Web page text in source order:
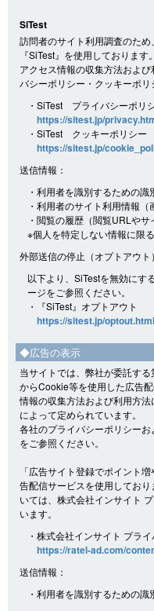
SiTest
訪問者のサイト利用調査のた
『SiTest』を使用しております。
アクセス情報の収集方法およ
バシーポリシー・クッキーポリ
・SiTest プライバシーポリ
https://sitest.jp/
・SiTest クッキーポリシー
https://sitest.jp/
送信情報：
・利用者を識別するための
・利用者のサイト利用情報（
・閲覧の履歴（閲覧URLや
※個人を特定しない情報に限る
外部送信の停止（オプトアウト
以下より、SiTestを無効にす
ージをご参照ください。
・『SiTest』オプトアウト
https://sitest.jp/optout.html
◆広告の表示
当サイトでは、弊社が委託す
からCookie等を使用した広告
情報の収集方法および利用方
によって定められています。
各社のプライバシーポリシー
をご参照ください。
「広告サイト登録でポイント
告配信サービスを使用してお
いては、株式会社インサイト
います。
・株式会社インサイト プラ
https://ratel-ad.com/
送信情報：
・利用者を識別するための識